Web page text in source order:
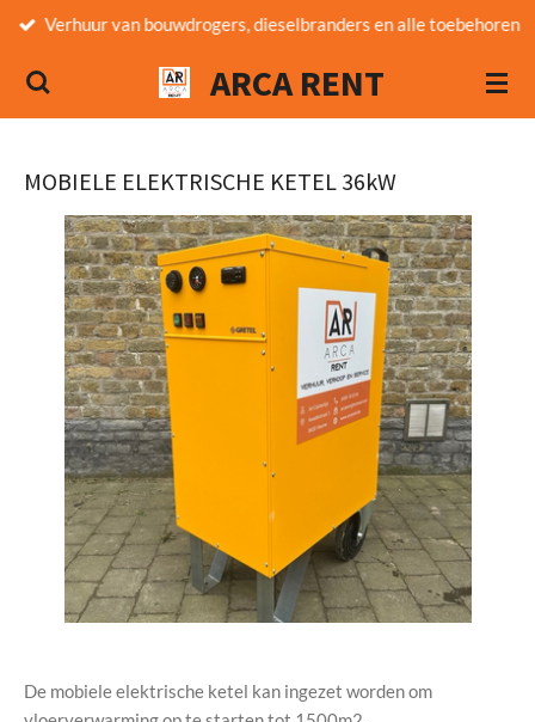
Ga
naar
ARCA RENT
Verhuur van bouwdrogers, dieselbranders en alle toebehoren
MOBIELE ELEKTRISCHE KETEL 36kW
De mobiele elektrische ketel kan ingezet worden om